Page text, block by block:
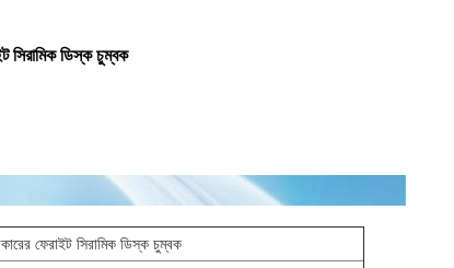
সিরামিক ডিস্ক চুম্বক
ফেরাইট সিরামিক ডিস্ক চুম্বক